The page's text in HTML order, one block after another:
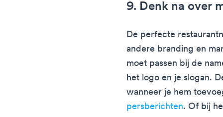
9. Denk na over
De perfecte
andere branding en
moet passen bij de
het logo en je slogan.
wanneer je hem
persberichten. Of bij